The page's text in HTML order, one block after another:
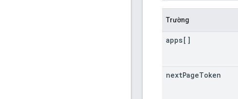
Trường
apps[]
nextPageToken